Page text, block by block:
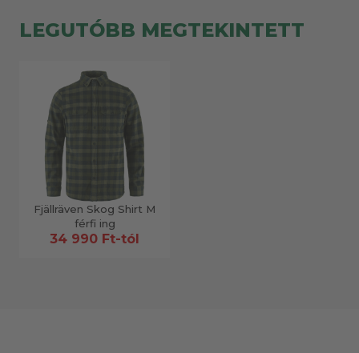
LEGUTÓBB MEGTEKINTETT
Fjällräven Skog Shirt M
férfi ing
34 990 Ft-tól